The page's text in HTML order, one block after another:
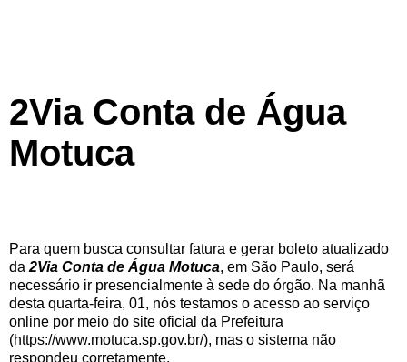
2Via Conta de Água
Motuca
Para quem busca consultar fatura e gerar boleto atualizado
da2Via Conta de Água Motuca, em São Paulo, será
necessário ir presencialmente à sede do órgão. Na manhã
desta quarta-feira, 01, nós testamos o acesso ao serviço
online por meio do site oficial da Prefeitura
(https://www.motuca.sp.gov.br/), mas o sistema não
respondeu corretamente.